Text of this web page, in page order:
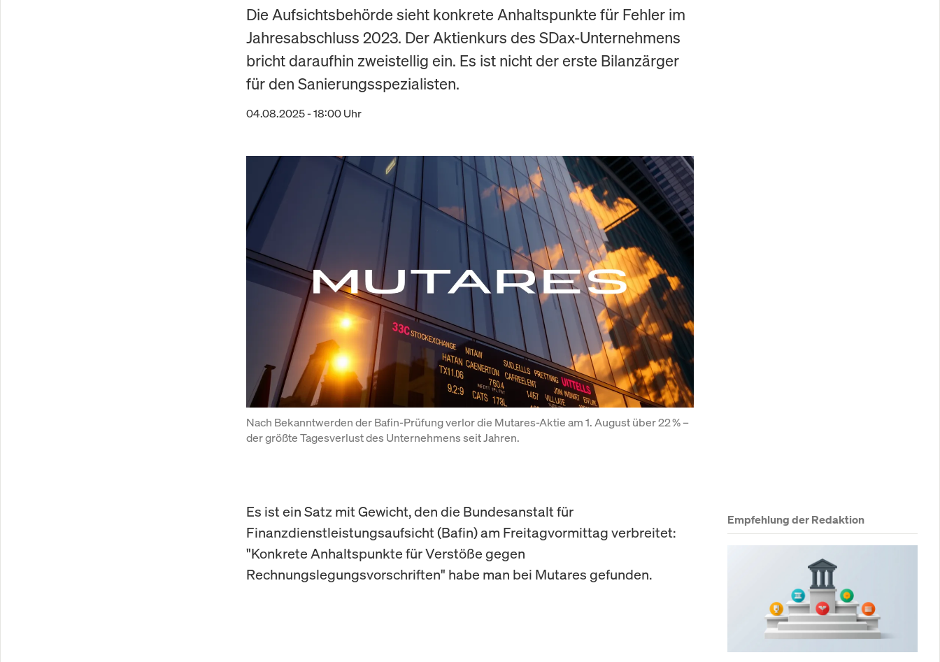
Die Aufsichtsbehörde sieht konkrete Anhaltspunkte für Fehler im
Jahresabschluss 2023. Der Aktienkurs des SDax-Unternehmens
bricht daraufhin zweistellig ein. Es ist nicht der erste Bilanzärger
für den Sanierungsspezialisten.
04.08.2025 - 18:00 Uhr
Nach Bekanntwerden der Bafin-Prüfung verlor die Mutares-Aktie am 1. August über 22 % –
der größte Tagesverlust des Unternehmens seit Jahren.
Es ist ein Satz mit Gewicht, den die Bundesanstalt für
Finanzdienstleistungsaufsicht (Bafin) am Freitagvormittag verbreitet:
"Konkrete Anhaltspunkte für Verstöße gegen
Rechnungslegungsvorschriften" habe man bei Mutares gefunden.
Empfehlung der Redaktion